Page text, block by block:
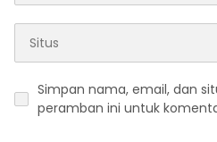
Simpan nama, email, dan
peramban ini untuk